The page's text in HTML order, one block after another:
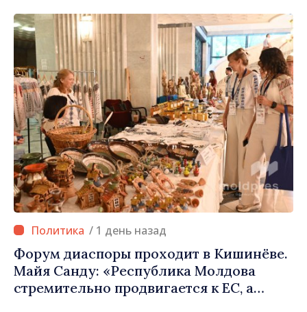
Креста в Молдове
/ 1 день назад
Форум диаспоры проходит в Кишинёве.
Майя Санду: «Республика Молдова
стремительно продвигается к ЕС, а